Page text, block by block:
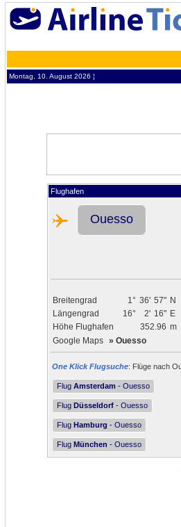
Montag, 10. August 2026 ¦
Flughafen
Ouesso
Breitengrad 1° 36' 57" N
Längengrad
16° 2' 16" E
Höhe Flughafen
352.96 m
Google Maps » Ouesso
One Klick Flugsuche: Flüge nach
Flug Amsterdam - Ouesso
Flug Düsseldorf - Ouesso
Flug Hamburg - Ouesso
Flug München - Ouesso